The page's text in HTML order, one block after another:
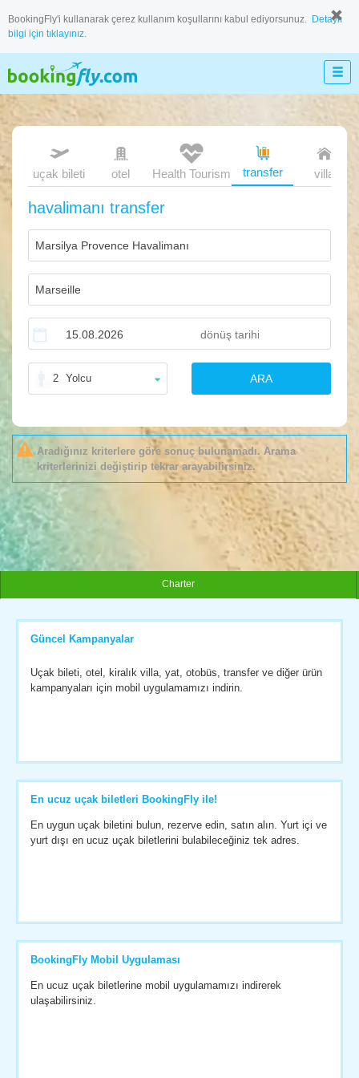
BookingFly'i kullanarak çerez kullanım koşullarını kabul ediyorsunuz. Detaylı
bilgi için tıklayınız.
uçak bileti otel transfer villa
Health Tourism
havalimanı transfer
2 Yolcu ARA
Aradığınız kriterlere göre sonuç bulunamadı. Arama
kriterlerinizi değiştirip tekrar arayabilirsiniz.
Charter
Güncel Kampanyalar
Uçak bileti, otel, kiralık villa, yat, otobüs, transfer ve diğer ürün
kampanyaları için mobil uygulamamızı indirin.
En ucuz uçak biletleri BookingFly ile!
En uygun uçak biletini bulun, rezerve edin, satın alın. Yurt içi ve
yurt dışı en ucuz uçak biletlerini bulabileceğiniz tek adres.
BookingFly Mobil Uygulaması
En ucuz uçak biletlerine mobil uygulamamızı indirerek
ulaşabilirsiniz.